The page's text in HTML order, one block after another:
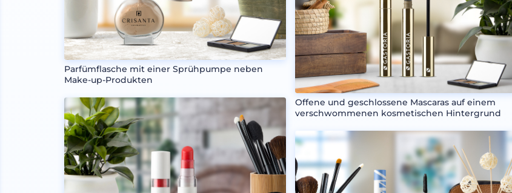
Parfümflasche mit einer Sprühpumpe neben
Make-up-Produkten
Offene und geschlossene Mascaras auf einem
verschwommenen kosmetischen Hintergrund